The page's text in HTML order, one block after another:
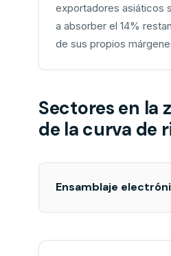
exportadores asiáticos
a absorber el 14%
de sus propios
Sectores en la
de la curva de
Ensamblaje